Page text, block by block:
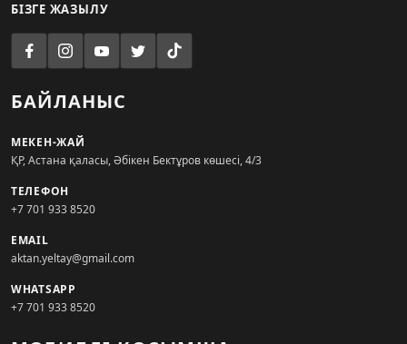
БІЗГЕ ЖАЗЫЛУ
БАЙЛАНЫС
МЕКЕН-ЖАЙ
ҚР, Астана қаласы, Әбікен Бектұров көшесі, 4/3
ТЕЛЕФОН
+7 701 933 8520
EMAIL
aktan.yeltay@gmail.com
WHATSAPP
+7 701 933 8520